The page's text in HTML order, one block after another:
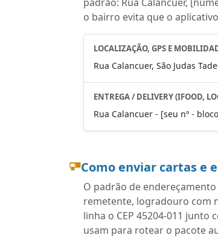
padrão: Rua Calancuer,
o bairro evita que o
LOCALIZAÇÃO, GPS E
Rua Calancuer, São Judas
ENTREGA / DELIVERY (IFOOD,
Rua Calancuer - [seu nº -
Como enviar cartas e
O padrão de
remetente, logradouro com
linha o CEP 45204-011 junto
usam para rotear o pacote